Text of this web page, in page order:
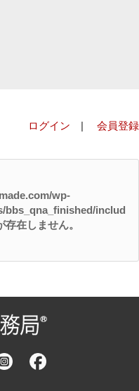
ログイン | 会員登録
wp-
bbs_qna_finished/includ
在しません。